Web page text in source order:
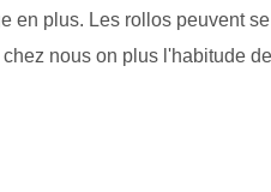
en plus. Les rollos peuvent
nous on plus l'habitude